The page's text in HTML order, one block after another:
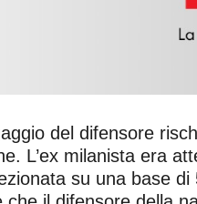
del difensore
L’ex milanista era
su una base